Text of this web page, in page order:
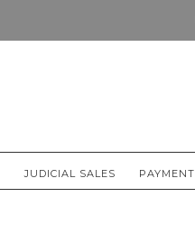
JUDICIAL SALES PAYMENT